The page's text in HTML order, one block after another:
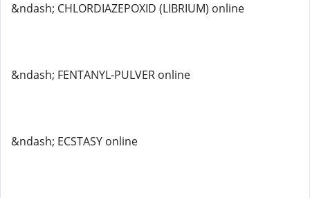
&ndash; CHLORDIAZEPOXID (LIBRIUM) online
&ndash; FENTANYL-PULVER online
&ndash; ECSTASY online